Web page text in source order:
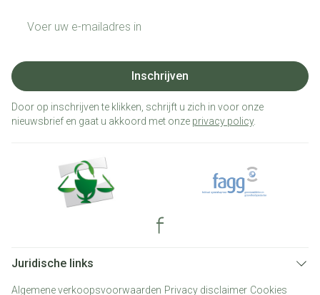
Inschrijven
Door op inschrijven te klikken, schrijft u zich in voor onze
nieuwsbrief en gaat u akkoord met onze privacy policy.
Juridische links
Algemene verkoopsvoorwaarden Privacy disclaimer Cookies